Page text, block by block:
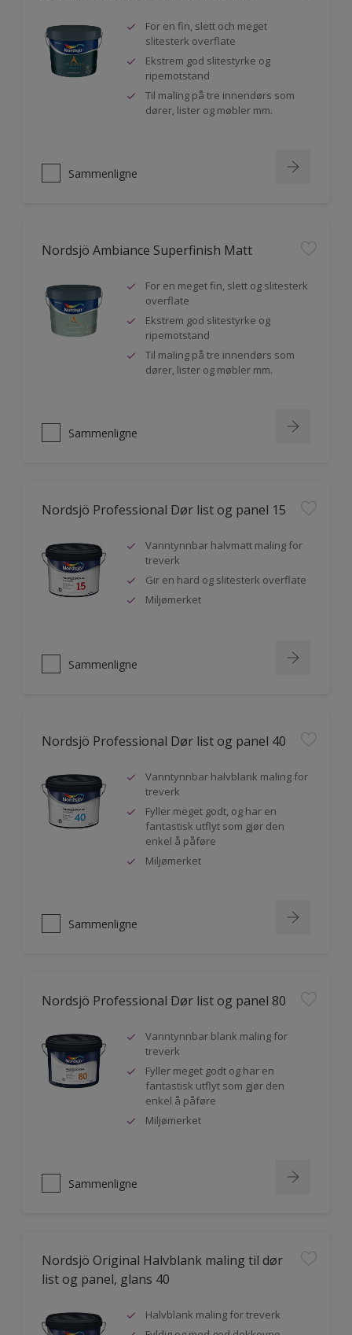
For en fin, slett och meget
slitesterk overflate
Ekstrem god slitestyrke og
ripemotstand
Til maling på tre innendørs som
dører, lister og møbler mm.
Sammenligne
Nordsjö Ambiance Superfinish Matt
For en meget fin, slett og slitesterk
overflate
Ekstrem god slitestyrke og
ripemotstand
Til maling på tre innendørs som
dører, lister og møbler mm.
Sammenligne
Nordsjö Professional Dør list og panel 15
Vanntynnbar halvmatt maling for
treverk
Gir en hard og slitesterk overflate
Miljømerket
Sammenligne
Nordsjö Professional Dør list og panel 40
Vanntynnbar halvblank maling for
treverk
Fyller meget godt, og har en
fantastisk utflyt som gjør den
enkel å påføre
Miljømerket
Sammenligne
Nordsjö Professional Dør list og panel 80
Vanntynnbar blank maling for
treverk
Fyller meget godt og har en
fantastisk utflyt som gjør den
enkel å påføre
Miljømerket
Sammenligne
Nordsjö Original Halvblank maling til dør
list og panel, glans 40
Halvblank maling for treverk